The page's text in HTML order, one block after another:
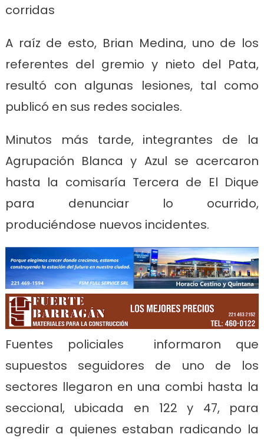
corridas
A raíz de esto, Brian Medina, uno de los
referentes del gremio y nieto del Pata,
resultó con algunas lesiones, tal como
publicó en sus redes sociales.
Minutos más tarde, integrantes de la
Agrupación Blanca y Azul se acercaron
hasta la comisaría Tercera de El Dique
para denunciar lo ocurrido,
produciéndose nuevos incidentes.
Fuentes policiales informaron que
supuestos seguidores de uno de los
sectores llegaron en una combi hasta la
seccional, ubicada en 122 y 47, para
agredir a quienes estaban radicando la